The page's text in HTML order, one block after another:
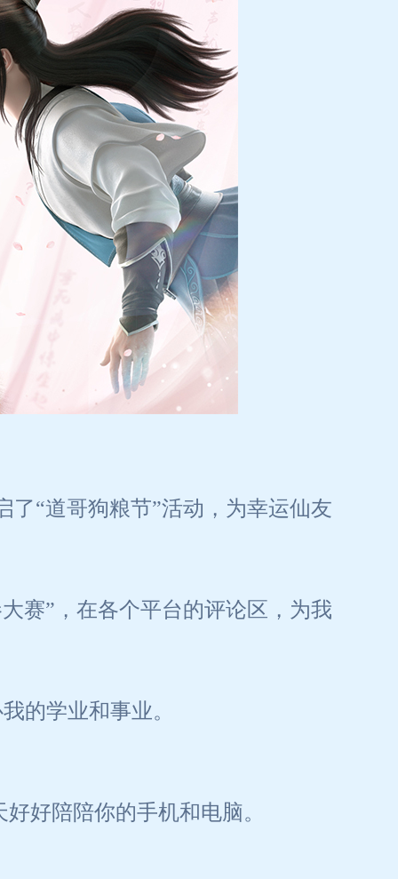
了“道哥狗粮节”活动，为幸运仙友
赛”，在各个平台的评论区，为我
的学业和事业。
好陪陪你的手机和电脑。